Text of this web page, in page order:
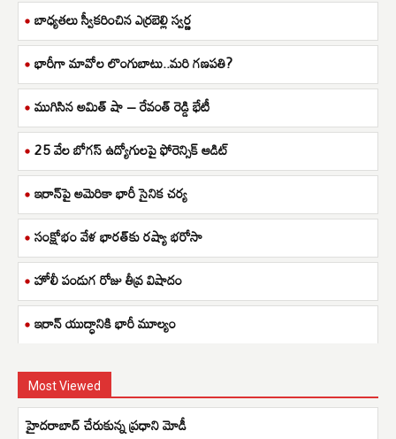
బాధ్యతలు స్వీకరించిన ఎర్రబెల్లి స్వర్ణ
భారీగా మావోల లొంగుబాటు..మరి గణపతి?
ముగిసిన అమిత్ షా – రేవంత్ రెడ్డి భేటీ
25 వేల బోగస్ ఉద్యోగులపై ఫోరెన్సిక్ ఆడిట్
ఇరాన్‌పై అమెరికా భారీ సైనిక చర్య
సంక్షోభం వేళ భారత్‌కు రష్యా భరోసా
హోలీ పండుగ రోజు తీవ్ర విషాదం
ఇరాన్ యుద్ధానికి భారీ మూల్యం
Most Viewed
హైదరాబాద్ చేరుకున్న ప్రధాని మోడీ